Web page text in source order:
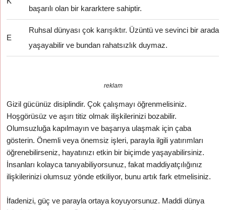
başarılı olan bir kararktere sahiptir.
E
Ruhsal dünyası çok karışıktır. Üzüntü ve sevinci bir arada
yaşayabilir ve bundan rahatsızlık duymaz.
reklam
Gizil gücünüz disiplindir. Çok çalışmayı öğrenmelisiniz.
Hoşgörüsüz ve aşırı titiz olmak ilişkilerinizi bozabilir.
Olumsuzluğa kapılmayın ve başarıya ulaşmak için çaba
gösterin. Önemli veya önemsiz işleri, parayla ilgili yatırımları
öğrenebilirseniz, hayatınızı etkin bir biçimde yaşayabilirsiniz.
İnsanları kolayca tanıyabiliyorsunuz, fakat maddiyatçılığınız
ilişkilerinizi olumsuz yönde etkiliyor, bunu artık fark etmelisiniz.
İfadenizi, güç ve parayla ortaya koyuyorsunuz. Maddi dünya